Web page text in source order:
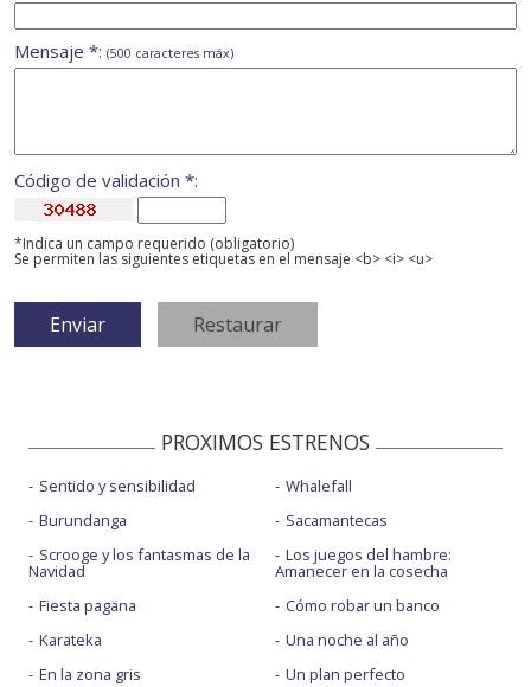
Mensaje *: (500 caracteres máx)
Código de validación *:
*Indica un campo requerido (obligatorio)
Se permiten las siguientes etiquetas en el mensaje <b> <i> <u>
PROXIMOS ESTRENOS
Sentido y sensibilidad
Burundanga
Scrooge y los fantasmas de la
Navidad
Fiesta pagäna
Karateka
En la zona gris
Whalefall
Sacamantecas
Los juegos del hambre:
Amanecer en la cosecha
Cómo robar un banco
Una noche al año
Un plan perfecto